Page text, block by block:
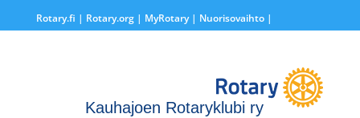
Rotary.fi | Rotary.org| MyRotary | Nuorisovaihto|
Kauhajoen Rotaryklubi ry